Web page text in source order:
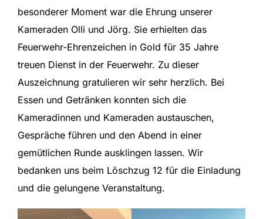
besonderer Moment war die Ehrung unserer
Kameraden Olli und Jörg. Sie erhielten das
Feuerwehr-Ehrenzeichen in Gold für 35 Jahre
treuen Dienst in der Feuerwehr. Zu dieser
Auszeichnung gratulieren wir sehr herzlich. Bei
Essen und Getränken konnten sich die
Kameradinnen und Kameraden austauschen,
Gespräche führen und den Abend in einer
gemütlichen Runde ausklingen lassen. Wir
bedanken uns beim Löschzug 12 für die Einladung
und die gelungene Veranstaltung.